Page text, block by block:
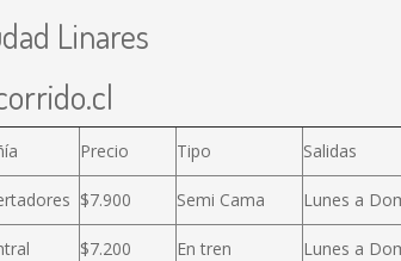
Linares
Precio Tipo Salidas
$7.900 Semi Cama Lunes a
$7.200 En tren Lunes a